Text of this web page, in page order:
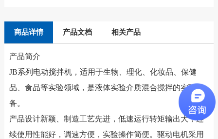
商品详情 产品文档 相关产品
产品简介
JB系列电动搅拌机，适用于生物、理化、化妆品、保健
品、食品等实验领域，是液体实验介质混合搅拌的实验设
备。
产品设计新颖、制造工艺先进，低速运行转矩输出大，连
续使用性能好，调速方便，实验操作简便。驱动电机采用